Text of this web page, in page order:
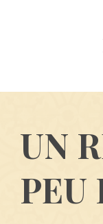
UN
PEU